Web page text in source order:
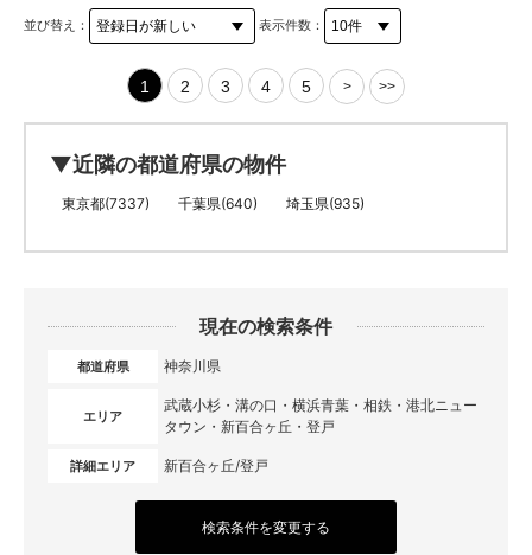
並び替え： 表示件数：
1 2 3 4 5 > >>
▼近隣の都道府県の物件
東京都(7337) 千葉県(640) 埼玉県(935)
現在の検索条件
都道府県 神奈川県
エリア
武蔵小杉・溝の口・横浜青葉・相鉄・港北ニュー
タウン・新百合ヶ丘・登戸
詳細エリア 新百合ヶ丘/登戸
検索条件を変更する